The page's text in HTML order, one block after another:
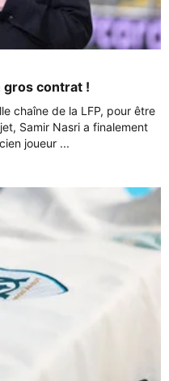
gros contrat !
chaîne de la LFP, pour être
Samir Nasri a finalement
joueur ...